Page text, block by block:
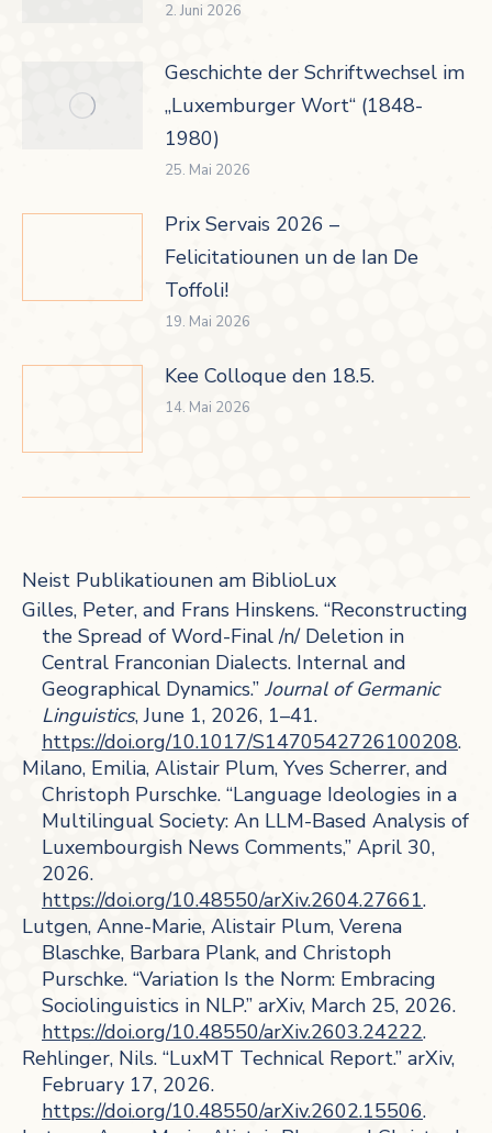
2. Juni 2026
Geschichte der Schriftwechsel im
„Luxemburger Wort“ (1848-
1980)
25. Mai 2026
Prix Servais 2026 –
Felicitatiounen un de Ian De
Toffoli!
19. Mai 2026
Kee Colloque den 18.5.
14. Mai 2026
Neist Publikatiounen am BiblioLux
Gilles, Peter, and Frans Hinskens. “Reconstructing
the Spread of Word-Final /n/ Deletion in
Central Franconian Dialects. Internal and
Geographical Dynamics.” Journal of Germanic
Linguistics, June 1, 2026, 1–41.
https://doi.org/10.1017/S1470542726100208.
Milano, Emilia, Alistair Plum, Yves Scherrer, and
Christoph Purschke. “Language Ideologies in a
Multilingual Society: An LLM-Based Analysis of
Luxembourgish News Comments,” April 30,
2026.
https://doi.org/10.48550/arXiv.2604.27661.
Lutgen, Anne-Marie, Alistair Plum, Verena
Blaschke, Barbara Plank, and Christoph
Purschke. “Variation Is the Norm: Embracing
Sociolinguistics in NLP.” arXiv, March 25, 2026.
https://doi.org/10.48550/arXiv.2603.24222.
Rehlinger, Nils. “LuxMT Technical Report.” arXiv,
February 17, 2026.
https://doi.org/10.48550/arXiv.2602.15506.